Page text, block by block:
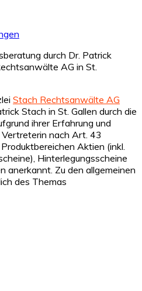
Stach Rechtsanwälte AG
Stach in St. Gallen durch die
ihrer Erfahrung und
nach Art. 43
Aktien (inkl.
Hinterlegungsscheine
anerkannt. Zu den allgemeinen
des Themas